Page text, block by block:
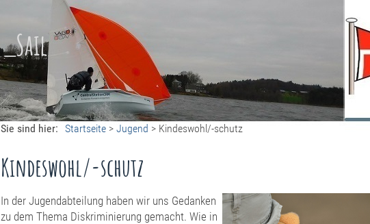
_Sail
Sie sind hier: Startseite > Jugend > Kindeswohl/-schutz
Kindeswohl/-schutz
In der Jugendabteilung haben wir uns Gedanken
zu dem Thema Diskriminierung gemacht. Wie in